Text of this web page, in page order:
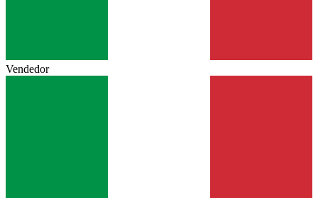
Vendedor